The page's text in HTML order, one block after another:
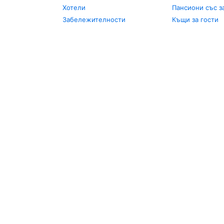
Хотели
Забележителности
Пансиони със
Къщи за гости